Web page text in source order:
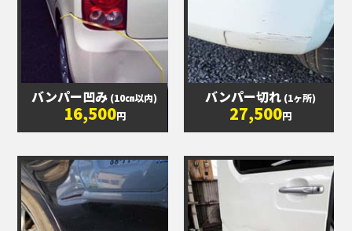
バンパー凹み (10㎝以内)
16,500円
バンパー切れ (1ヶ所)
27,500円